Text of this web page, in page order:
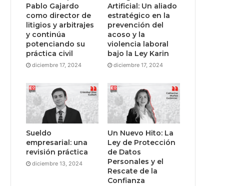
Pablo Gajardo
como director de
litigios y arbitrajes
y continúa
potenciando su
práctica civil
diciembre 17, 2024
Artificial: Un aliado
estratégico en la
prevención del
acoso y la
violencia laboral
bajo la Ley Karin
diciembre 17, 2024
Sueldo
empresarial: una
revisión práctica
diciembre 13, 2024
Un Nuevo Hito: La
Ley de Protección
de Datos
Personales y el
Rescate de la
Confianza